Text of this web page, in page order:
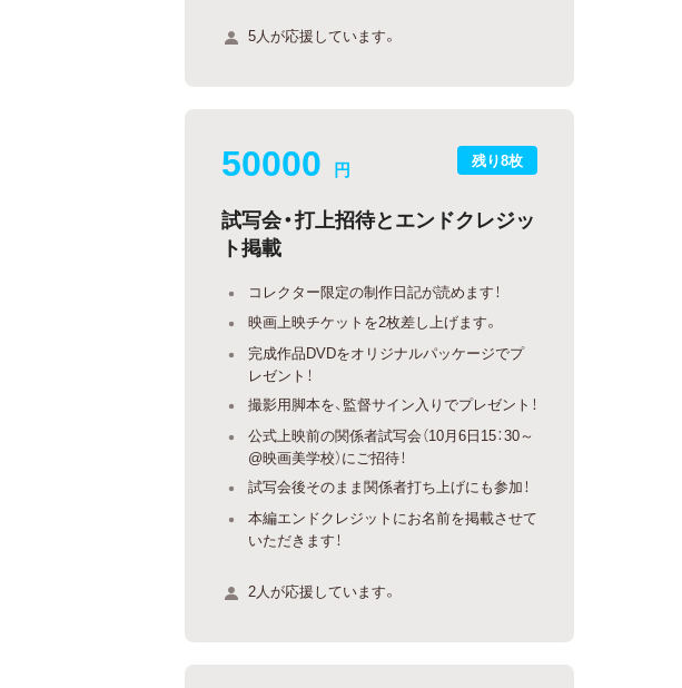
5人が応援しています。
残り8枚
50000 円
試写会・打上招待とエンドクレジッ
ト掲載
コレクター限定の制作日記が読めます！
映画上映チケットを2枚差し上げます。
完成作品DVDをオリジナルパッケージでプ
レゼント！
撮影用脚本を、監督サイン入りでプレゼント！
公式上映前の関係者試写会（10月6日15：30～
@映画美学校）にご招待！
試写会後そのまま関係者打ち上げにも参加！
本編エンドクレジットにお名前を掲載させて
いただきます！
2人が応援しています。